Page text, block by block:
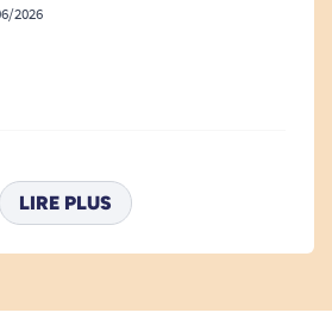
2026
Je recommande.
LIRE PLUS